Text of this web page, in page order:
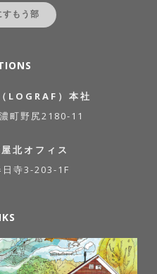
すもう部
LOGRAF）本社
町野尻2180-11
北オフィス
日寺3-203-1F